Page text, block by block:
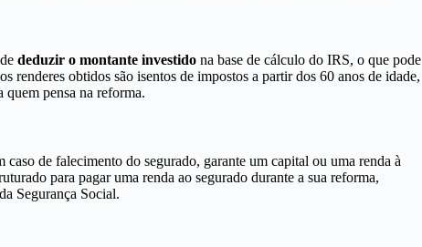
deduzir o montante investido na base de cálculo do IRS, o que pode
renderes obtidos são isentos de impostos a partir dos 60 anos de idade,
pensa na reforma.
caso de falecimento do segurado, garante um capital ou uma renda à
para pagar uma renda ao segurado durante a sua reforma,
Segurança Social.